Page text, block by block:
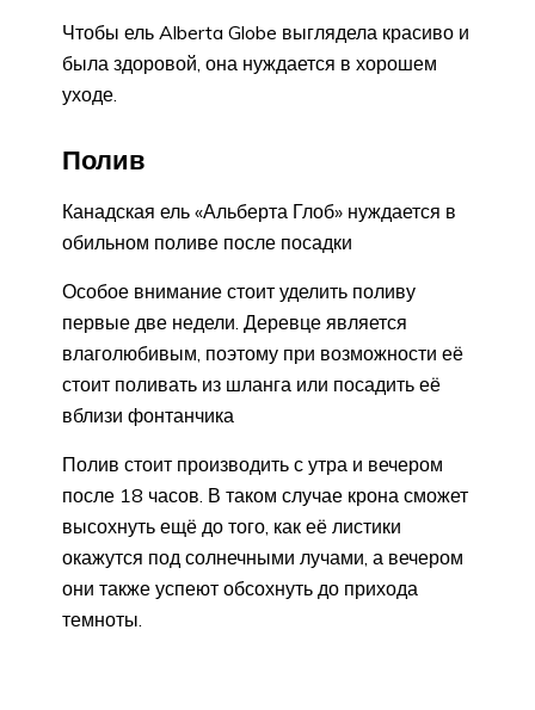
Чтобы ель Alberta Globe выглядела красиво и
была здоровой, она нуждается в хорошем
уходе.
Полив
Канадская ель «Альберта Глоб» нуждается в
обильном поливе после посадки
Особое внимание стоит уделить поливу
первые две недели. Деревце является
влаголюбивым, поэтому при возможности её
стоит поливать из шланга или посадить её
вблизи фонтанчика
Полив стоит производить с утра и вечером
после 18 часов. В таком случае крона сможет
высохнуть ещё до того, как её листики
окажутся под солнечными лучами, а вечером
они также успеют обсохнуть до прихода
темноты.